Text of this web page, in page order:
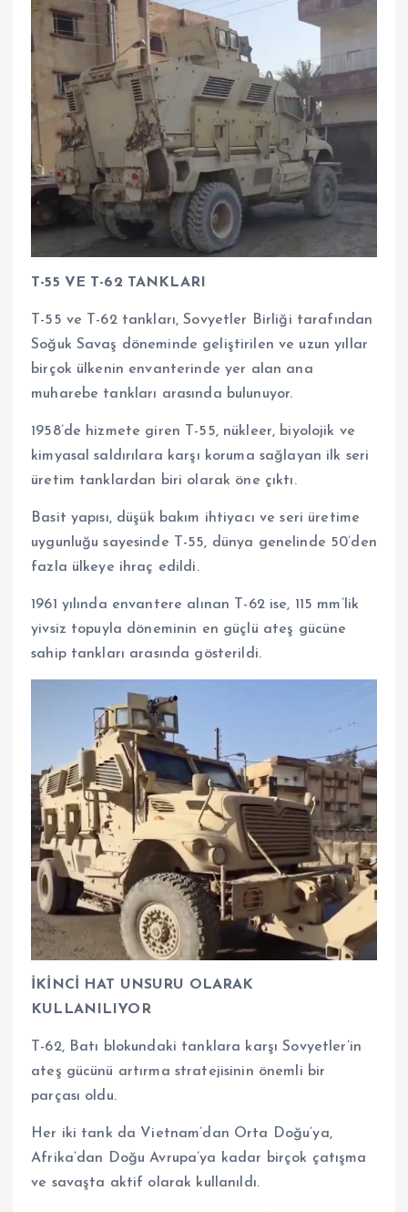
T-55 VE T-62 TANKLARI
T-55 ve T-62 tankları, Sovyetler Birliği tarafından
Soğuk Savaş döneminde geliştirilen ve uzun yıllar
birçok ülkenin envanterinde yer alan ana
muharebe tankları arasında bulunuyor.
1958’de hizmete giren T-55, nükleer, biyolojik ve
kimyasal saldırılara karşı koruma sağlayan ilk seri
üretim tanklardan biri olarak öne çıktı.
Basit yapısı, düşük bakım ihtiyacı ve seri üretime
uygunluğu sayesinde T-55, dünya genelinde 50’den
fazla ülkeye ihraç edildi.
1961 yılında envantere alınan T-62 ise, 115 mm’lik
yivsiz topuyla döneminin en güçlü ateş gücüne
sahip tankları arasında gösterildi.
İKİNCİ HAT UNSURU OLARAK
KULLANILIYOR
T-62, Batı blokundaki tanklara karşı Sovyetler’in
ateş gücünü artırma stratejisinin önemli bir
parçası oldu.
Her iki tank da Vietnam’dan Orta Doğu’ya,
Afrika’dan Doğu Avrupa’ya kadar birçok çatışma
ve savaşta aktif olarak kullanıldı.